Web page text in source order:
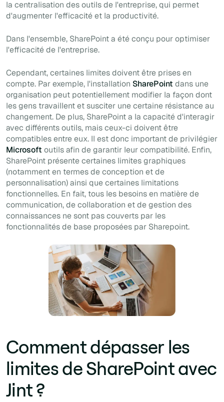
la centralisation des outils de l'entreprise, qui permet
d'augmenter l'efficacité et la productivité.
Dans l'ensemble, SharePoint a été conçu pour optimiser
l'efficacité de l'entreprise.
Cependant, certaines limites doivent être prises en
compte. Par exemple, l'installation SharePoint dans une
organisation peut potentiellement modifier la façon dont
les gens travaillent et susciter une certaine résistance au
changement. De plus, SharePoint a la capacité d'interagir
avec différents outils, mais ceux-ci doivent être
compatibles entre eux. Il est donc important de privilégier
Microsoft outils afin de garantir leur compatibilité. Enfin,
SharePoint présente certaines limites graphiques
(notamment en termes de conception et de
personnalisation) ainsi que certaines limitations
fonctionnelles. En fait, tous les besoins en matière de
communication, de collaboration et de gestion des
connaissances ne sont pas couverts par les
fonctionnalités de base proposées par Sharepoint.
Comment dépasser les
limites de SharePoint avec
Jint ?